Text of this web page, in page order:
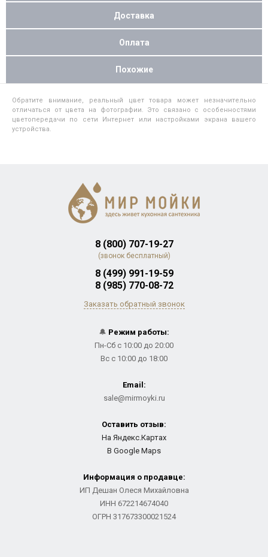
Доставка
Оплата
Похожие
Обратите внимание, реальный цвет товара может незначительно
отличаться от цвета на фотографии. Это связано с особенностями
цветопередачи по сети Интернет или настройками экрана вашего
устройства.
8 (800) 707-19-27
(звонок бесплатный)
8 (499) 991-19-59
8 (985) 770-08-72
Заказать обратный звонок
🔔 Режим работы:
Пн-Сб с 10:00 до 20:00
Вс с 10:00 до 18:00
Email:
sale@mirmoyki.ru
Оставить отзыв:
На Яндекс.Картах
В Google Maps
Информация о продавце:
ИП Дешан Олеся Михайловна
ИНН 672214674040
ОГРН 317673300021524